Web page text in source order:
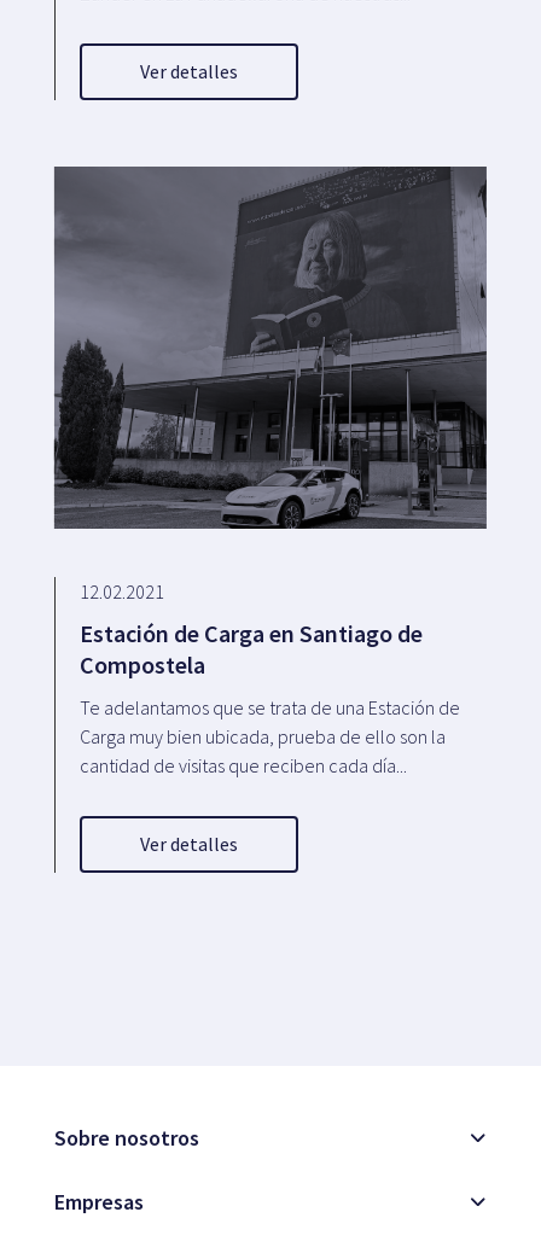
Ver detalles
12.02.2021
Estación de Carga en Santiago de
Compostela
Te adelantamos que se trata de una Estación de
Carga muy bien ubicada, prueba de ello son la
cantidad de visitas que reciben cada día...
Ver detalles
Sobre nosotros
Empresas